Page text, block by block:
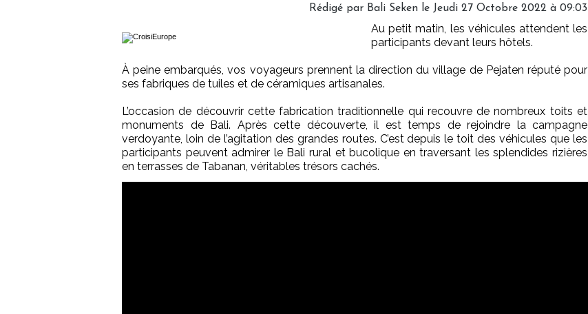
Rédigé par Bali Seken le Jeudi 27 Octobre 2022 à 09:03
Au petit matin, les véhicules attendent les
participants devant leurs hôtels.
À peine embarqués, vos voyageurs prennent la direction du village de Pejaten réputé pour
ses fabriques de tuiles et de céramiques artisanales.
L’occasion de découvrir cette fabrication traditionnelle qui recouvre de nombreux toits et
monuments de Bali. Après cette découverte, il est temps de rejoindre la campagne
verdoyante, loin de l’agitation des grandes routes. C’est depuis le toit des véhicules que les
participants peuvent admirer le Bali rural et bucolique en traversant les splendides rizières
en terrasses de Tabanan, véritables trésors cachés.